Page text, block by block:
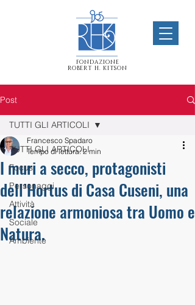
FONDAZIONE
ROBERT H. KITSON
Post
TUTTI GLI ARTICOLI
Focus
Personaggi
Attività
Sociale
Ambiente
TUTTI GLI ARTICOLI
I muri a secco, protagonisti
dell’Hortus di Casa Cuseni, una
relazione armoniosa tra Uomo e
Natura.
Francesco Spadaro
Tempo di lettura: 2 min